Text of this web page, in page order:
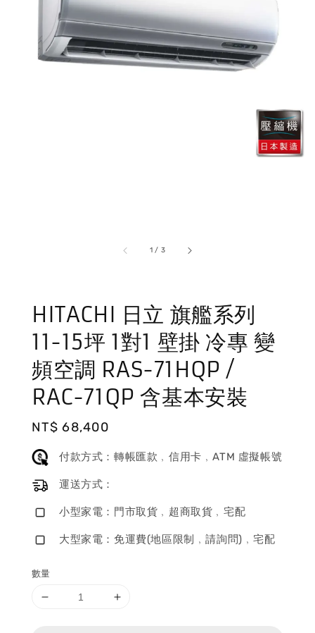
1 / 3
HITACHI 日立 旗艦系列
11-15坪 1對1 壁掛 冷專 變
頻空調 RAS-71HQP /
RAC-71QP 含基本安裝
Regular
price
NT$ 68,400
付款方式：轉帳匯款﹐信用卡﹐ATM 虛擬帳號
運送方式：
小型家電：門市取貨﹐超商取貨﹐宅配
大型家電：免運費(地區限制﹐請詢問)﹐宅配
數量